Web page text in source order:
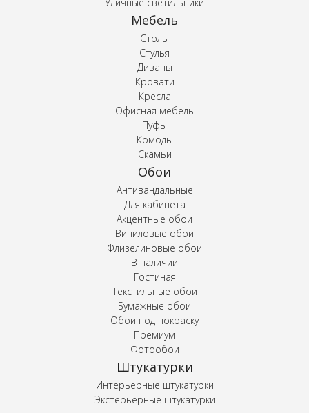
Мебель
Столы
Стулья
Диваны
Кровати
Кресла
Офисная мебель
Пуфы
Комоды
Скамьи
Обои
Антивандальные
Для кабинета
Акцентные обои
Виниловые обои
Флизелиновые обои
В наличии
Гостиная
Текстильные обои
Бумажные обои
Обои под покраску
Премиум
Фотообои
Штукатурки
Интерьерные штукатурки
Экстерьерные штукатурки